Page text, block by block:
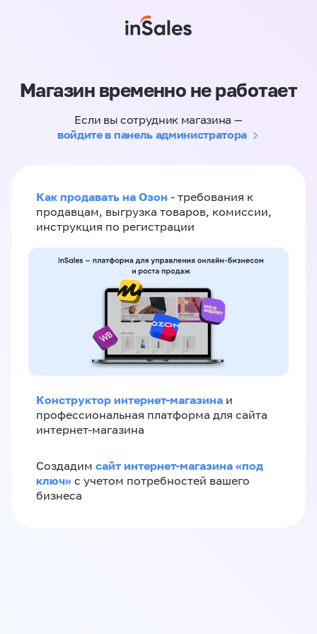
Магазин временно не работает
Если вы сотрудник магазина —
войдите в панель администратора
Как продавать на Озон - требования к
продавцам, выгрузка товаров, комиссии,
инструкция по регистрации
Конструктор интернет-магазина и
профессиональная платформа для сайта
интернет-магазина
Создадим сайт интернет-магазина «под
ключ» с учетом потребностей вашего
бизнеса